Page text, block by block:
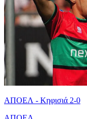
ΑΠΟΕΛ - Κηφισιά 2-0